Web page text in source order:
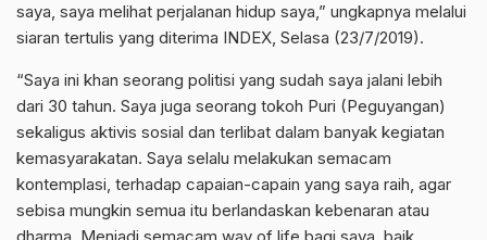
saya, saya melihat perjalanan hidup saya,” ungkapnya melalui
siaran tertulis yang diterima INDEX, Selasa (23/7/2019).
“Saya ini khan seorang politisi yang sudah saya jalani lebih
dari 30 tahun. Saya juga seorang tokoh Puri (Peguyangan)
sekaligus aktivis sosial dan terlibat dalam banyak kegiatan
kemasyarakatan. Saya selalu melakukan semacam
kontemplasi, terhadap capaian-capain yang saya raih, agar
sebisa mungkin semua itu berlandaskan kebenaran atau